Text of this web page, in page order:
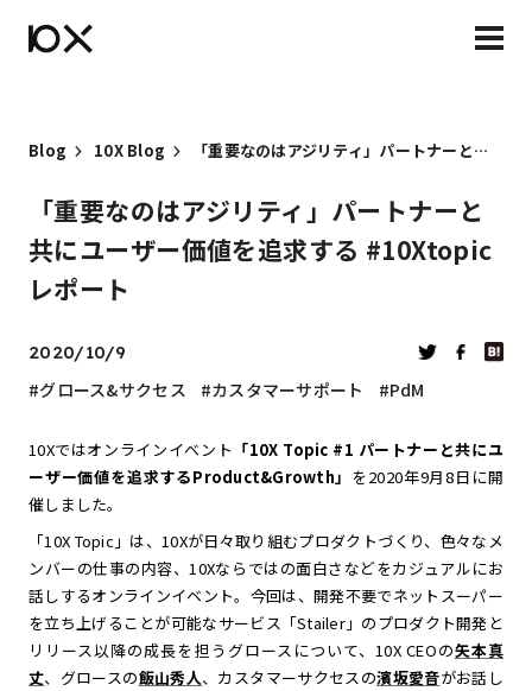
Blog 10X Blog 「重要なのはアジリティ」パートナーと共にユーザー価値を追求する #10Xtopicレポート
「重要なのはアジリティ」パートナーと
共にユーザー価値を追求する #10Xtopic
レポート
2020/10/9
グロース&サクセス カスタマーサポート PdM
10Xではオンラインイベント 「10X Topic #1 パートナーと共にユ
ーザー価値を追求するProduct&Growth」 を2020年9月8日に開
催しました。
「10X Topic」は、10Xが日々取り組むプロダクトづくり、色々なメ
ンバーの仕事の内容、10Xならではの面白さなどをカジュアルにお
話しするオンラインイベント。今回は、開発不要でネットスーパー
を立ち上げることが可能なサービス「Stailer」のプロダクト開発と
リリース以降の成長を担うグロースについて、10X CEOの矢本真
丈、グロースの飯山秀人、カスタマーサクセスの濱坂愛音がお話し